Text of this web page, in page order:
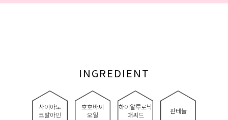
INGREDIENT
사이아노
코발아민
호호바씨
오일
하이알루로닉
애씨드
판테놀